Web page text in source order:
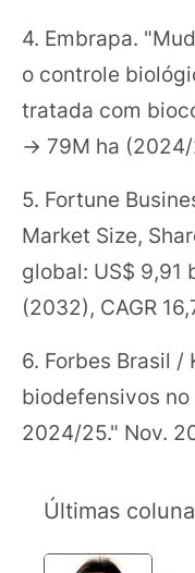
4. Embrapa.
o controle
tratada com
→ 79M ha
5. Fortune
Market Size,
global: US$
(2032), CAGR
6. Forbes Brasil /
biodefensivos no
2024/25." Nov.
Últimas